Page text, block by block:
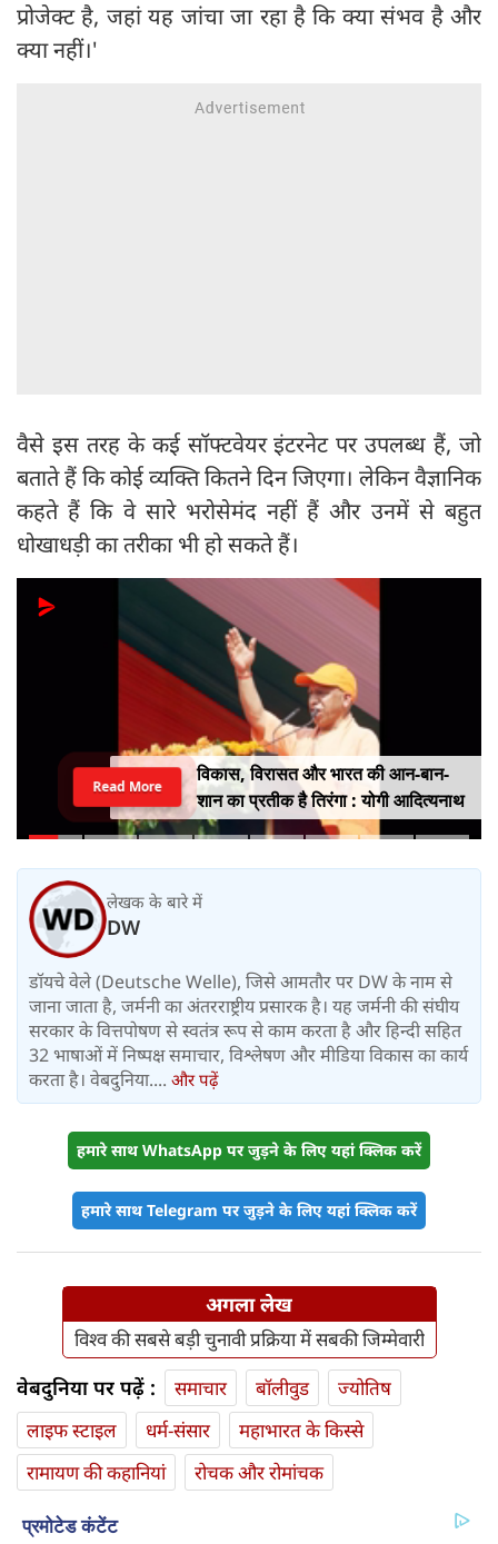
प्रोजेक्ट है, जहां यह जांचा जा रहा है कि क्या संभव है और
क्या नहीं।'
वैसे इस तरह के कई सॉफ्टवेयर इंटरनेट पर उपलब्ध हैं, जो
बताते हैं कि कोई व्यक्ति कितने दिन जिएगा। लेकिन वैज्ञानिक
कहते हैं कि वे सारे भरोसेमंद नहीं हैं और उनमें से बहुत
धोखाधड़ी का तरीका भी हो सकते हैं।
विकास, विरासत और भारत की आन-बान-
शान का प्रतीक है तिरंगा : योगी आदित्यनाथ
Read More
लेखक के बारे में
DW
डॉयचे वेले (Deutsche Welle), जिसे आमतौर पर DW के नाम से
जाना जाता है, जर्मनी का अंतरराष्ट्रीय प्रसारक है। यह जर्मनी की संघीय
सरकार के वित्तपोषण से स्वतंत्र रूप से काम करता है और हिन्दी सहित
32 भाषाओं में निष्पक्ष समाचार, विश्लेषण और मीडिया विकास का कार्य
करता है। वेबदुनिया.... और पढ़ें
हमारे साथ WhatsApp पर जुड़ने के लिए यहां क्लिक करें
हमारे साथ Telegram पर जुड़ने के लिए यहां क्लिक करें
अगला लेख
विश्व की सबसे बड़ी चुनावी प्रक्रिया में सबकी जिम्मेवारी
वेबदुनिया पर पढ़ें : समाचार बॉलीवुड
ज्योतिष
लाइफ स्‍टाइल
धर्म-संसार
महाभारत के किस्से
रामायण की कहानियां
रोचक और रोमांचक